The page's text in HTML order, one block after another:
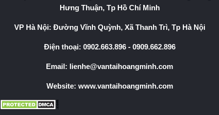
Hưng Thuận, Tp Hồ Chí Minh
VP Hà Nội: Đường Vĩnh Quỳnh, Xã Thanh Trì, Tp Hà Nội
Điện thoại: 0902.663.896- 0909.662.896
Email: lienhe@vantaihoangminh.com
Website: www.vantaihoangminh.com